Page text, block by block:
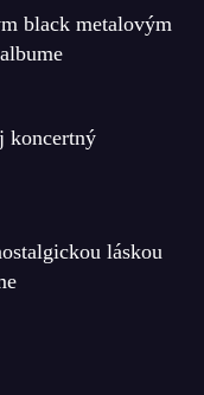
black metalovým
koncertný
láskou